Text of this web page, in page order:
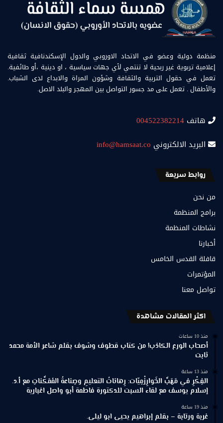
منظمة دولية وعضو في الاتحاد الاوروبي والدول الإسكندنافية ثقافية
إعلامية تربوية غير ربحية لا تنتمي لأي جهات سياسية ، او دينية ،أو طائفية.
تعمل في حقول التربية والثقافة وشؤون المراة والابداع لدى الشباب.
والأطفال . تعمل على مد جسور التواصل بين المهجر والبلد الاصل.
هاتف 004522382214
البريد الالكتروني info@hamsaat.co
روابط سريعة
من نحن
برامج المنظمة
نشاطات المنظمة
أخبارنا
قافلة القدس الخامس
المؤتمرات
تواصل معنا
اكثر المقالات مشاهدة
منذ 10 ساعات
أصحاب الورع الكاذب! من كتاب قطوف وشوف بقلم شاعر الأمة محمد
ثابت
منذ 13 ساعة
الفِكْرِ في مَهَبِّ الخَوارِزْمِيّات: رِهاناتُ التعليمِ وصِناعةُ المُمَكِّناتِ مع أ.د.
إسلام يوسف مع لقاء السبت للدكتورة فاطمة أبو واصل اغبارية
منذ 19 ساعة
غربة ورتابة – بقلم إبراهيم يحيى ابو ليلى.